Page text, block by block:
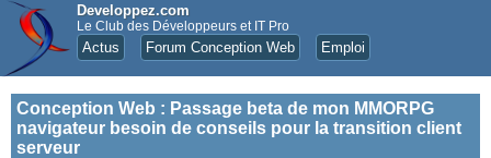
Developpez.com
Le Club des Développeurs et IT Pro
Actus Forum Conception Web Emploi
Conception Web : Passage beta de mon MMORPG
navigateur besoin de conseils pour la transition client
serveur